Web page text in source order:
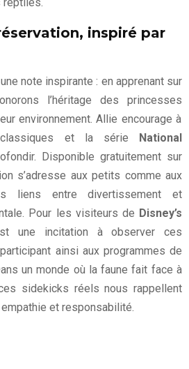
inspiré par
note inspirante : en apprenant sur
l’héritage des princesses
environnement. Allie encourage à
et la série National
Disponible gratuitement sur
s’adresse aux petits comme aux
liens entre divertissement et
Pour les visiteurs de Disney’s
une incitation à observer ces
ainsi aux programmes de
un monde où la faune fait face à
sidekicks réels nous rappellent
empathie et responsabilité.